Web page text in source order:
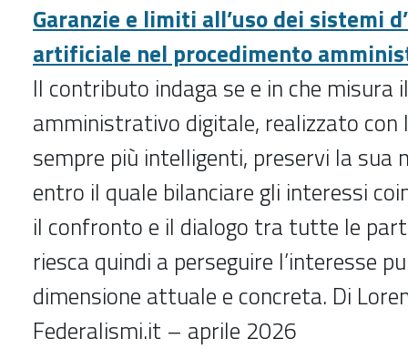
Garanzie e limiti all’uso dei sistemi
artificiale nel procedimento
Il contributo indaga se e in che misura
amministrativo digitale, realizzato con
sempre più intelligenti, preservi la sua
entro il quale bilanciare gli interessi
il confronto e il dialogo tra tutte le
riesca quindi a perseguire l’interesse
dimensione attuale e concreta. Di
Federalismi.it – aprile 2026